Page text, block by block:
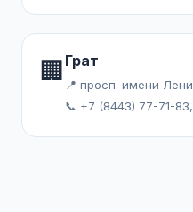
🏢 Грат
📍 просп. имени
📞 +7 (8443) 77-71-